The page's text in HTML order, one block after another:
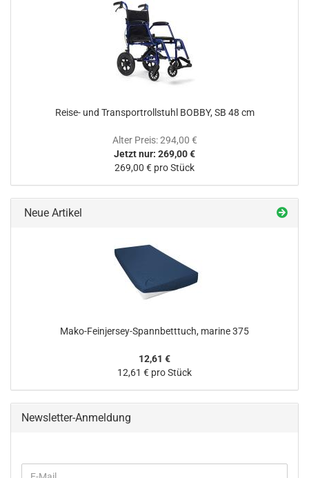
Reise- und Transportrollstuhl BOBBY, SB 48 cm
Alter Preis: 294,00 €
Jetzt nur: 269,00 €
269,00 € pro Stück
Neue Artikel
Mako-Feinjersey-Spannbetttuch, marine 375
12,61 €
12,61 € pro Stück
Newsletter-Anmeldung